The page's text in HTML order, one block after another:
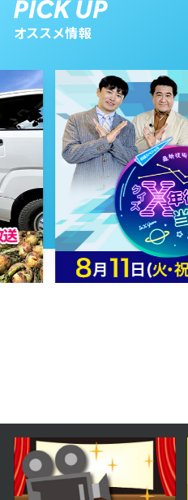
2026年
6月27日
バルをご
2026年
6月20日
ト店をご
2026年
6月6日
シピをご
オススメ情報